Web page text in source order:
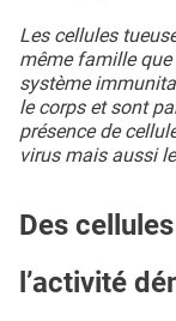
Les cellules
même famille
système
le corps et sont
présence de
virus mais aussi
Des
l’activité